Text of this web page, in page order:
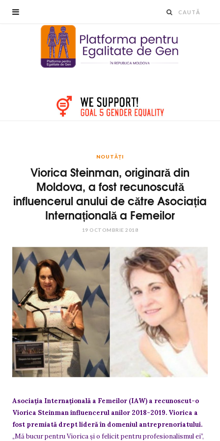
NOUTĂȚI
Viorica Steinman, originară din
Moldova, a fost recunoscută
influencerul anului de către Asociația
Internațională a Femeilor
19 OCTOMBRIE 2018
Asociația Internațională a Femeilor (IAW) a recunoscut-o
Viorica Steinman influencerul anilor 2018-2019. Viorica a
fost premiată drept lideră în domeniul antreprenoriatului.
„Mă bucur pentru Viorica și o felicit pentru profesionalismul ei”,